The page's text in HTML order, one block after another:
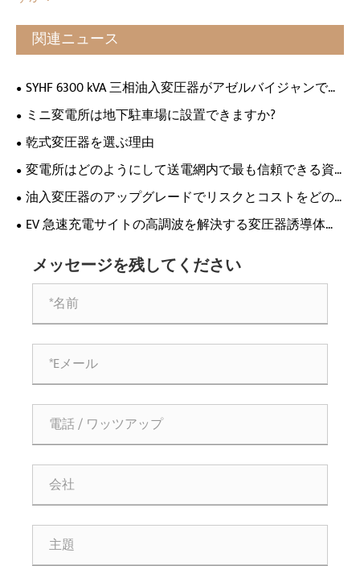
関連ニュース
SYHF 6300 kVA 三相油入変圧器がアゼルバイジャンで広
く評価され、地元テレビで紹介されました
ミニ変電所は地下駐車場に設置できますか?
乾式変圧器を選ぶ理由
変電所はどのようにして送電網内で最も信頼できる資
産になるのでしょうか?
油入変圧器のアップグレードでリスクとコストをどの
ように削減できましたか?
EV 急速充電サイトの高調波を解決する変圧器誘導体は
メッセージを残してください